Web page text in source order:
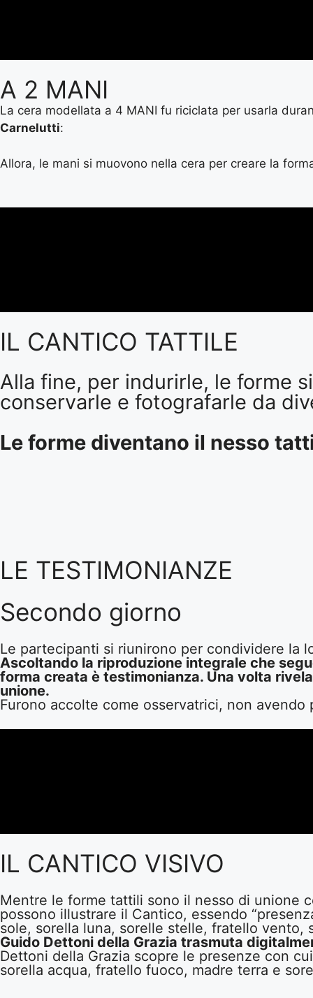
A 2 MANI
La cera modellata a 4 MANI fu riciclata per usarla
Carnelutti:
Allora, le mani si muovono nella cera per creare la
IL CANTICO TATTILE
Alla fine, per indurirle, le forme
conservarle e fotografarle da
Le forme diventano il nesso
LE TESTIMONIANZE
Secondo giorno
Le partecipanti si riunirono per condividere la
Ascoltando la riproduzione integrale che
forma creata è testimonianza. Una volta
unione.
Furono accolte come osservatrici, non
IL CANTICO VISIVO
Mentre le forme tattili sono il nesso di unione
possono illustrare il Cantico, essendo
sole, sorella luna, sorelle stelle, fratello
Guido Dettoni della Grazia trasmuta
Dettoni della Grazia scopre le presenze con
sorella acqua, fratello fuoco, madre terra e